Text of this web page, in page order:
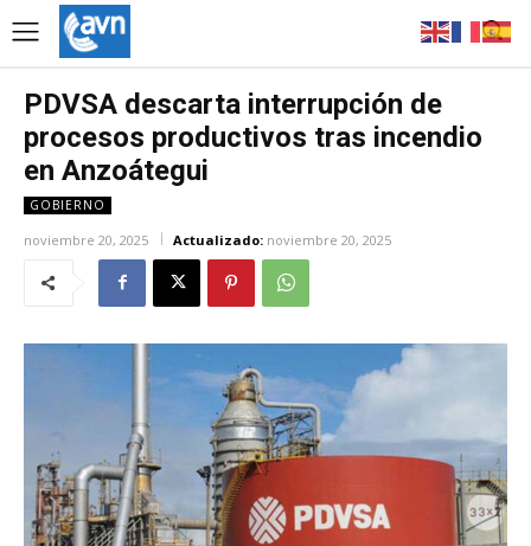
PDVSA descarta interrupción de
procesos productivos tras incendio
en Anzoátegui
GOBIERNO
noviembre 20, 2025 Actualizado: noviembre 20, 2025